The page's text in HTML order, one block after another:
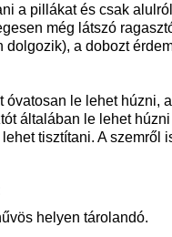
a pillákat és csak
még látszó
dolgozik), a dobozt
óvatosan le lehet húzni,
általában le lehet
tisztítani. A szemről
helyen tárolandó.